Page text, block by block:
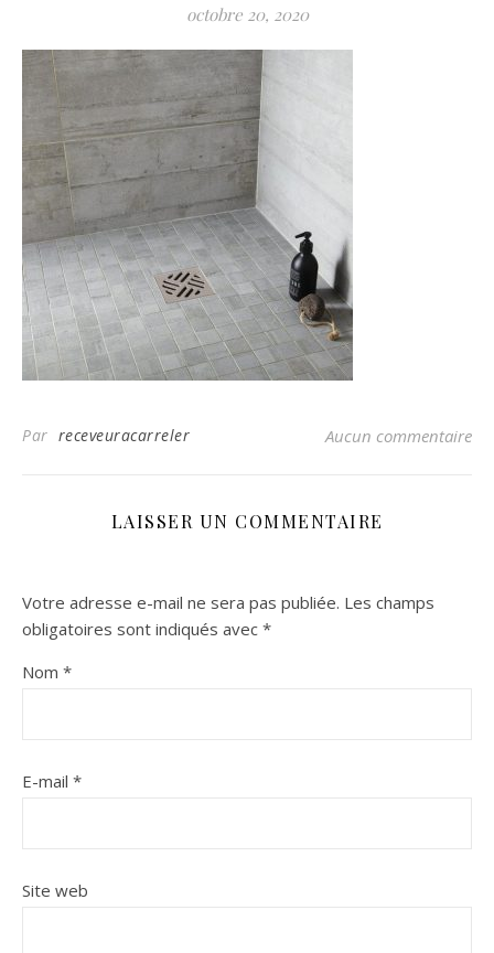
octobre 20, 2020
Par receveuracarreler Aucun commentaire
LAISSER UN COMMENTAIRE
Votre adresse e-mail ne sera pas publiée. Les champs
obligatoires sont indiqués avec *
Nom *
E-mail *
Site web